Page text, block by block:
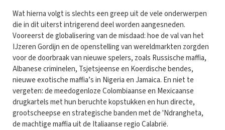
Wat hierna volgt is slechts een greep uit de vele onderwerpen
die in dit uiterst intrigerend deel worden aangesneden.
Vooreerst de globalisering van de misdaad: hoe de val van het
IJzeren Gordijn en de openstelling van wereldmarkten zorgden
voor de doorbraak van nieuwe spelers, zoals Russische maffia,
Albanese criminelen, Tsjetsjeense en Koerdische bendes,
nieuwe exotische maffia’s in Nigeria en Jamaica. En niet te
vergeten: de meedogenloze Colombiaanse en Mexicaanse
drugkartels met hun beruchte kopstukken en hun directe,
grootscheepse en strategische banden met de 'Ndrangheta,
de machtige maffia uit de Italiaanse regio Calabrië.